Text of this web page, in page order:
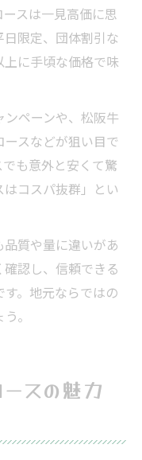
スは一見高価に思
限定、団体割引な
に手頃な価格で味
ペーンや、松阪牛
スなどが狙い目で
も意外と安くて驚
コスパ抜群」とい
質や量に違いがあ
認し、信頼できる
。地元ならではの
。
スの魅力